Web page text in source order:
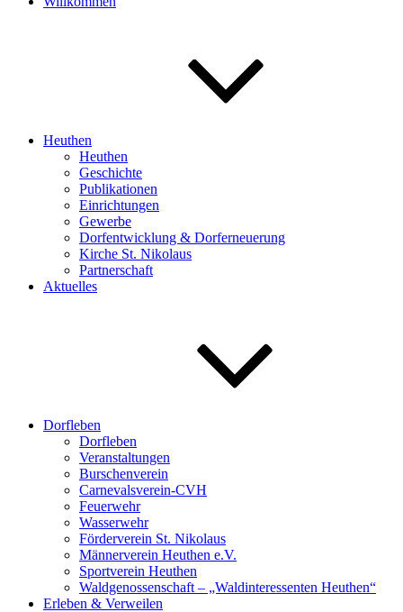
Heuthen
Heuthen
Geschichte
Publikationen
Einrichtungen
Gewerbe
Dorfentwicklung & Dorferneuerung
Kirche St. Nikolaus
Partnerschaft
Aktuelles
Dorfleben
Dorfleben
Veranstaltungen
Burschenverein
Carnevalsverein-CVH
Feuerwehr
Wasserwehr
Förderverein St. Nikolaus
Männerverein Heuthen e.V.
Sportverein Heuthen
Waldgenossenschaft – „Waldinteressenten Heuthen“
Erleben & Verweilen